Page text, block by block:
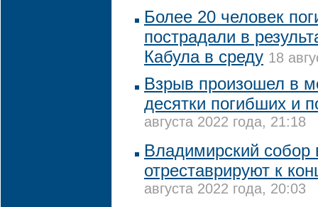
Более 20 человек
пострадали в
Кабула в среду 18
Взрыв произошел в
десятки погибших и
августа 2022 года, 21:18
Владимирский собор
отреставрируют к
августа 2022 года, 20:03